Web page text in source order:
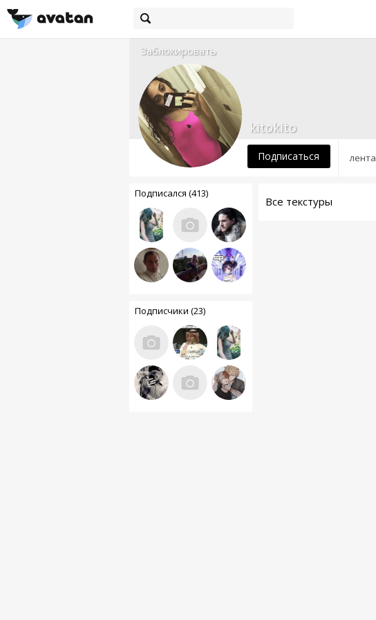
Заблокировать
лента
kitokito
Подписаться
Подписался (413)
Подписчики (23)
Все текстуры